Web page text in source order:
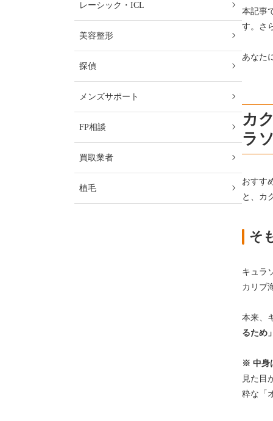
本記事
す。さ
あなた
カ
ラ
おすす
と、カ
そ
キュラ
カリブ
本来、
るため
※ 中身
見た目
粋な「
レーシック・ICL
美容整形
探偵
メンズサポート
FP相談
買取業者
植毛